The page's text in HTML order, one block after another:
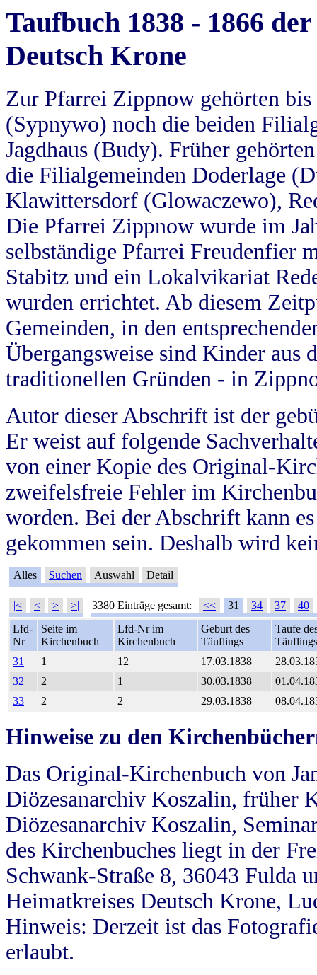
Taufbuch 1838 - 1866
Deutsch Krone
Zur Pfarrei Zippnow gehörten
(Sypnywo) noch die beiden
Jagdhaus (Budy). Früher
die Filialgemeinden Doderlage
Klawittersdorf (Glowaczewo),
Die Pfarrei Zippnow wurde im
selbständige Pfarrei Freudenfier
Stabitz und ein Lokalvikariat
wurden errichtet. Ab diesem
Gemeinden, in den
Übergangsweise sind Kinder aus
traditionellen Gründen - in
Autor dieser Abschrift ist der
Er weist auf folgende
von einer Kopie des Original-
zweifelsfreie Fehler im
worden. Bei der Abschrift kann
gekommen sein. Deshalb wird
Alles Suchen Auswahl Detail
|< < > >| 3380 Einträge gesamt: << 31 34 37
40
Lfd-
Nr
Seite im
Kirchenbuch
Lfd-Nr im
Kirchenbuch
Geburt des
Täuflings
Taufe
Täuflings
31
1 12 17.03.1838
32
2 1 30.03.1838
33
2 2 29.03.1838
Hinweise zu den
Das Original-Kirchenbuch von
Diözesanarchiv Koszalin, früher
Diözesanarchiv Koszalin,
des Kirchenbuches liegt in der
Schwank-Straße 8, 36043 Fulda
Heimatkreises Deutsch Krone,
Hinweis: Derzeit ist das
erlaubt.